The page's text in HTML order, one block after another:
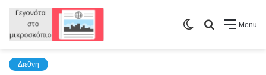
Menu
Search
Switch
Διεθνή